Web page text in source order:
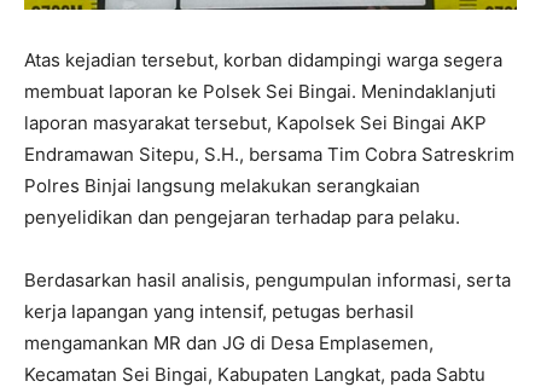
Atas kejadian tersebut, korban didampingi warga segera
membuat laporan ke Polsek Sei Bingai. Menindaklanjuti
laporan masyarakat tersebut, Kapolsek Sei Bingai AKP
Endramawan Sitepu, S.H., bersama Tim Cobra Satreskrim
Polres Binjai langsung melakukan serangkaian
penyelidikan dan pengejaran terhadap para pelaku.
Berdasarkan hasil analisis, pengumpulan informasi, serta
kerja lapangan yang intensif, petugas berhasil
mengamankan MR dan JG di Desa Emplasemen,
Kecamatan Sei Bingai, Kabupaten Langkat, pada Sabtu